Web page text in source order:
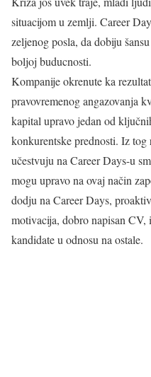
situacijom u zemlji. Career
zeljenog posla, da dobiju
boljoj buducnosti.
Kompanije okrenute ka
pravovremenog angazovanja
kapital upravo jedan od
konkurentske prednosti. Iz
učestvuju na Career Days-u
mogu upravo na ovaj način
dodju na Career Days,
motivacija, dobro napisan CV,
kandidate u odnosu na ostale.